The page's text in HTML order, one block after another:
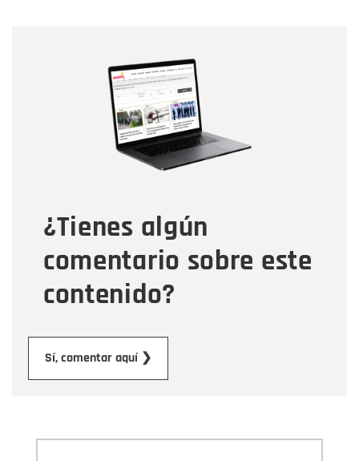
¿Tienes algún
comentario sobre este
contenido?
Sí, comentar aquí ❯
Correo electrónico
Tipo de comentario
Mensaje